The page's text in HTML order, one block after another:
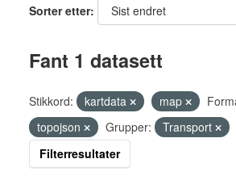
Sorter etter
Fant 1 datasett
Stikkord: kartdata map
topojson
Grupper:
Transport
Filterresultater